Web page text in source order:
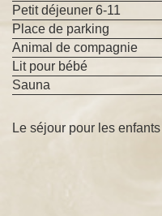
Petit déjeuner 6-11
Place de parking
Animal de compagnie
Lit pour bébé
Sauna
Le séjour pour les